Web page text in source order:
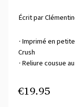
Écrit par
·Imprimé en
Crush
·Reliure cousue
€19.95